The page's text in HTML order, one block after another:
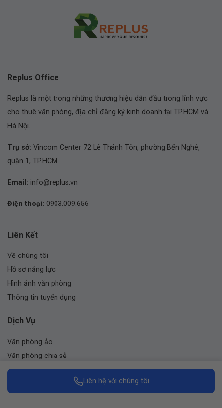
Replus Office
Replus là một trong những thương hiệu dẫn đầu trong lĩnh vực
cho thuê văn phòng, địa chỉ đăng ký kinh doanh tại TP.HCM và
Hà Nội.
Trụ sở: Vincom Center 72 Lê Thánh Tôn, phường Bến Nghé,
quận 1, TP.HCM
Email: info@replus.vn
Điện thoại: 0903.009.656
Liên Kết
Về chúng tôi
Hồ sơ năng lực
Hình ảnh văn phòng
Thông tin tuyển dụng
Dịch Vụ
Văn phòng ảo
Văn phòng chia sẻ
Văn phòng trọn gói
Liên hệ với chúng tôi